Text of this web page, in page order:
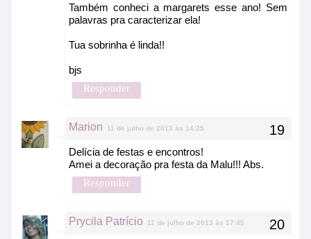
Também conheci a margarets esse ano! Sem
palavras pra caracterizar ela!
Tua sobrinha é linda!!
bjs
Responder
Marion 11 de julho de 2013 às 14:25
Delícia de festas e encontros!
Amei a decoração pra festa da Malu!!! Abs.
Responder
Prycila Patrício 11 de julho de 2013 às 17:45